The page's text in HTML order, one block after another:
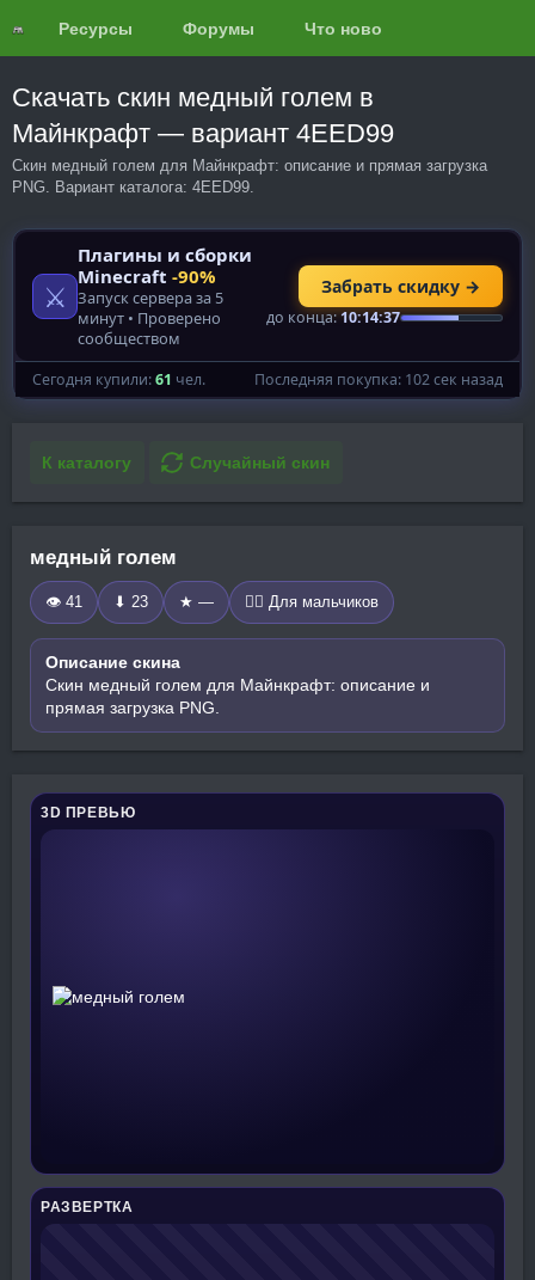
Ресурсы Форумы Что нового?
Скачать скин медный голем в
Майнкрафт — вариант 4EED99
Скин медный голем для Майнкрафт: описание и прямая загрузка
PNG. Вариант каталога: 4EED99.
К каталогу Случайный скин
медный голем
👁 41 ⬇ 23 ★ — 🧍‍♂️ Для мальчиков
Описание скина
Скин медный голем для Майнкрафт: описание и
прямая загрузка PNG.
3D ПРЕВЬЮ
РАЗВЕРТКА